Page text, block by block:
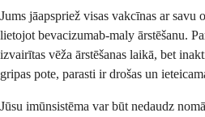
Jums jāapspriež visas vakcīnas ar savu
lietojot bevacizumab-maly ārstēšanu.
izvairītas vēža ārstēšanas laikā, bet
gripas pote, parasti ir drošas un
Jūsu imūnsistēma var būt nedaudz